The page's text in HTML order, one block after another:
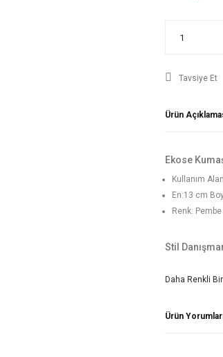
Tavsiye Et
Ürün
Ekose
Kullanım
En:13 cm
Renk:
Stil
Daha Renkli
Ürün